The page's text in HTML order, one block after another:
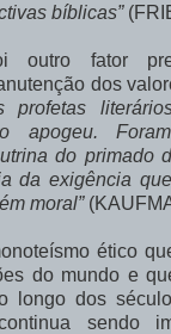
bíblicas”
outro fator
dos
profetas
apogeu.
do primado
da exigência
moral”
ético
do mundo e
longo dos
sendo